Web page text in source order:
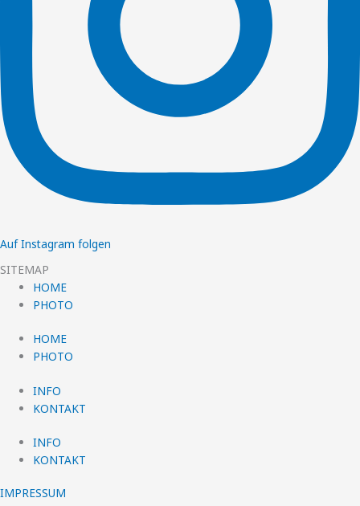
Auf Instagram folgen
SITEMAP
HOME
PHOTO
HOME
PHOTO
INFO
KONTAKT
INFO
KONTAKT
IMPRESSUM